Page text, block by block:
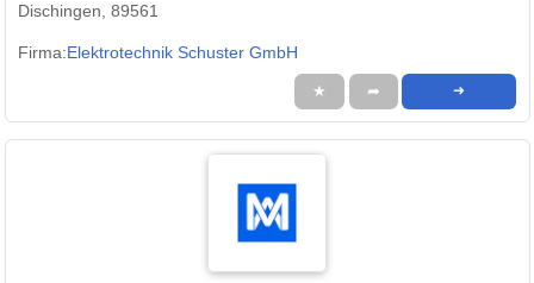
Dischingen, 89561
Firma:Elektrotechnik Schuster GmbH
★ ➦ ➜